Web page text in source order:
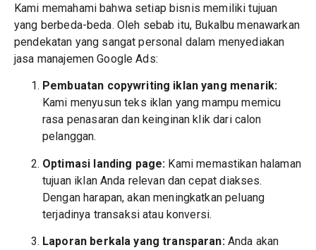
Kami memahami bahwa setiap bisnis memiliki tujuan
yang berbeda-beda. Oleh sebab itu, Bukalbu menawarkan
pendekatan yang sangat personal dalam menyediakan
jasa manajemen Google Ads:
Pembuatan copywriting iklan yang menarik:
Kami menyusun teks iklan yang mampu memicu
rasa penasaran dan keinginan klik dari calon
pelanggan.
Optimasi landing page: Kami memastikan halaman
tujuan iklan Anda relevan dan cepat diakses.
Dengan harapan, akan meningkatkan peluang
terjadinya transaksi atau konversi.
Laporan berkala yang transparan:Anda akan